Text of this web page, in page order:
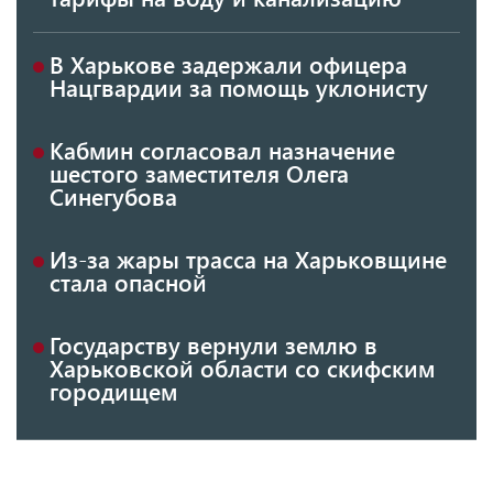
В Харькове задержали офицера
Нацгвардии за помощь уклонисту
Кабмин согласовал назначение
шестого заместителя Олега
Синегубова
Из-за жары трасса на Харьковщине
стала опасной
Государству вернули землю в
Харьковской области со скифским
городищем